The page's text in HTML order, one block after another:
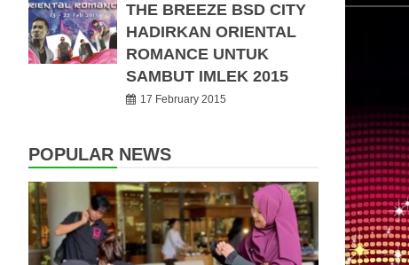
THE BREEZE BSD CITY
HADIRKAN ORIENTAL
ROMANCE UNTUK
SAMBUT IMLEK 2015
17 February 2015
POPULAR NEWS